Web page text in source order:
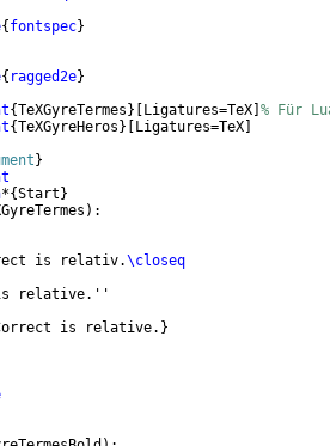
{ fontspec}
{ ragged2e}
{TeXGyreTermes } Ligatures=TeX % Für
{TeXGyreHeros } Ligatures=TeX
}
*{Start }
) :
is relativ.\closeq
relative.''
is relative. }